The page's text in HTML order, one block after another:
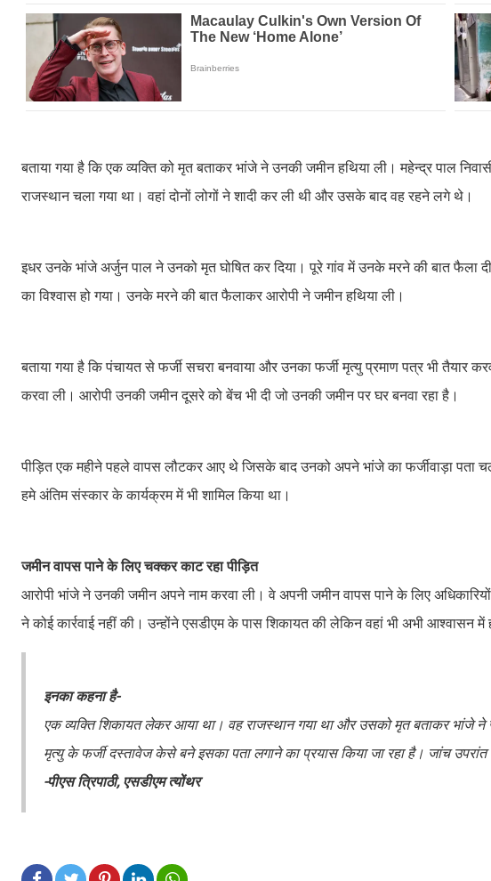
बताया गया है कि एक व्यक्ति को मृत बताकर भांजे ने उनकी जमीन हथिया ली। महेन्द्र पाल
राजस्थान चला गया था। वहां दोनों लोगों ने शादी कर ली थी और उसके बाद वह रहने लगे थे।
इधर उनके भांजे अर्जुन पाल ने उनको मृत घोषित कर दिया। पूरे गांव में उनके मरने की बात फैला
का विश्वास हो गया। उनके मरने की बात फैलाकर आरोपी ने जमीन हथिया ली।
बताया गया है कि पंचायत से फर्जी सचरा बनवाया और उनका फर्जी मृत्यु प्रमाण पत्र भी तैयार
करवा ली। आरोपी उनकी जमीन दूसरे को बेंच भी दी जो उनकी जमीन पर घर बनवा रहा है।
पीड़ित एक महीने पहले वापस लौटकर आए थे जिसके बाद उनको अपने भांजे का फर्जीवाड़ा पता
हमे अंतिम संस्कार के कार्यक्रम में भी शामिल किया था।
जमीन वापस पाने के लिए चक्कर काट रहा पीड़ित
आरोपी भांजे ने उनकी जमीन अपने नाम करवा ली। वे अपनी जमीन वापस पाने के लिए
ने कोई कार्रवाई नहीं की। उन्होंने एसडीएम के पास शिकायत की लेकिन वहां भी अभी आश्वासन में
इनका कहना है-
एक व्यक्ति शिकायत लेकर आया था। वह राजस्थान गया था और उसको मृत बताकर भांजे
मृत्यु के फर्जी दस्तावेज केसे बने इसका पता लगाने का प्रयास किया जा रहा है। जांच उपरांत
-पीएस त्रिपाठी, एसडीएम त्योंथर